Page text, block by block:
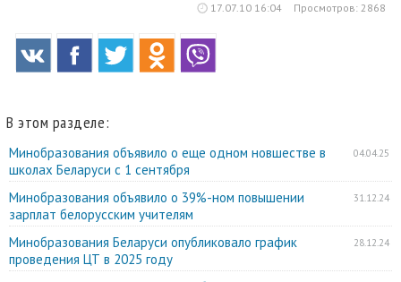
17.07.10 16:04 Просмотров: 2868
В этом разделе:
04.04.25
Минобразования объявило о еще одном новшестве в
школах Беларуси с 1 сентября
31.12.24
Минобразования объявило о 39%-ном повышении
зарплат белорусским учителям
28.12.24
Минобразования Беларуси опубликовало график
проведения ЦТ в 2025 году